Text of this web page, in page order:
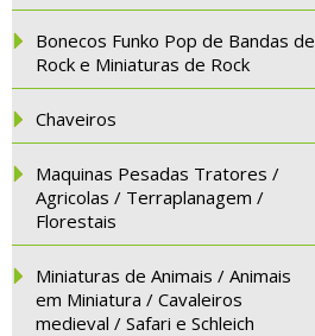
Bonecos Funko Pop de Bandas de
Rock e Miniaturas de Rock
Chaveiros
Maquinas Pesadas Tratores /
Agricolas / Terraplanagem /
Florestais
Miniaturas de Animais / Animais
em Miniatura / Cavaleiros
medieval / Safari e Schleich